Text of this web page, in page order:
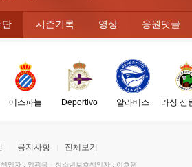
단 시즌기록 영상 응원댓글
에스파뇰 Deportivo 알라베스 라싱 산
공지사항 전체보기
임자 : 임광욱 · 청소년보호책임자 : 이호원